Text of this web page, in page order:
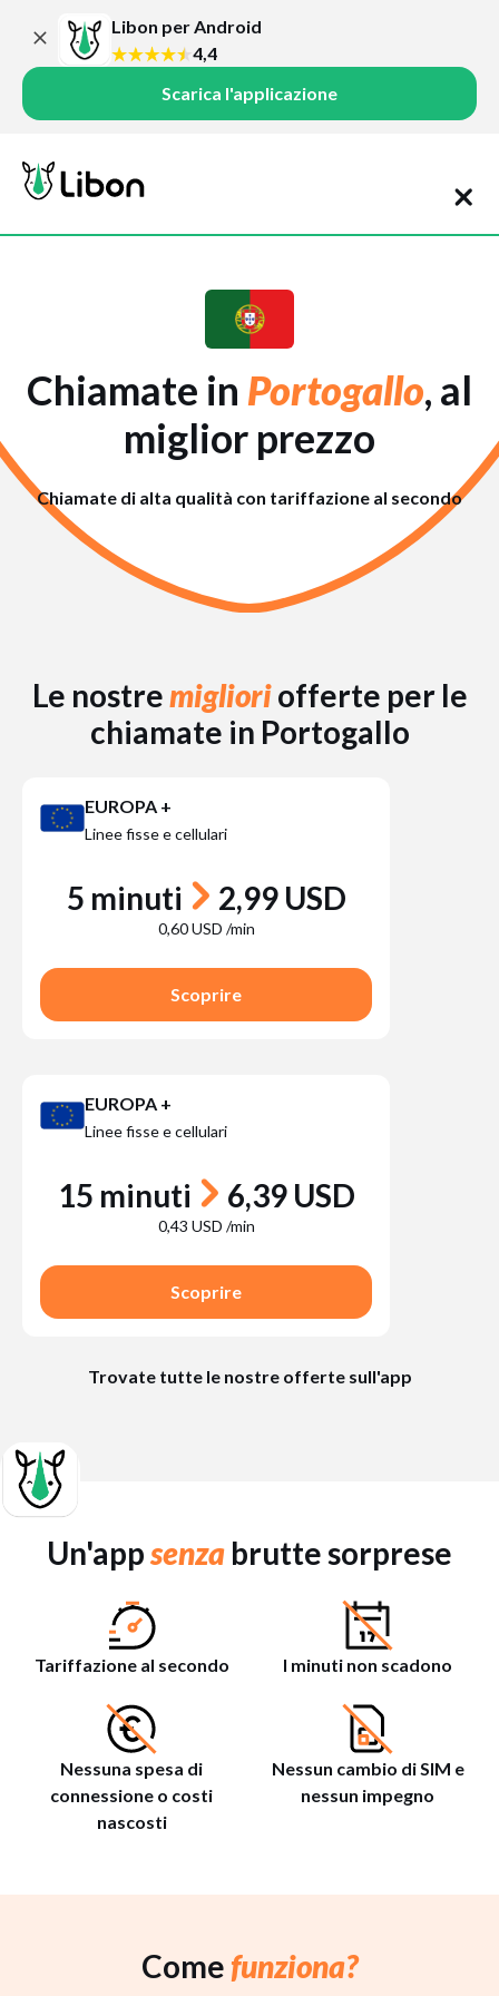
Libon per Android
4,4
Scarica l'applicazione
Chiamate in Portogallo, al
miglior prezzo
Chiamate di alta qualità con tariffazione al secondo
Le nostremiglioriofferte per le
chiamate in Portogallo
EUROPA +
Linee fisse e cellulari
5 minuti 2,99 USD
0,60 USD /min
Scoprire
EUROPA +
Linee fisse e cellulari
15 minuti 6,39 USD
0,43 USD /min
Scoprire
Trovate tutte le nostre offerte sull'app
Un'appsenza brutte sorprese
Tariffazione al secondo I minuti non scadono
Nessuna spesa di
connessione o costi
nascosti
Nessun cambio di SIM e
nessun impegno
Come funziona?